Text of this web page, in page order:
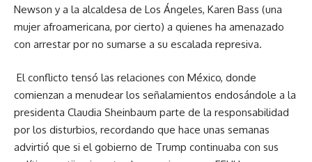
Newson y a la alcaldesa de Los Ángeles, Karen Bass (una
mujer afroamericana, por cierto) a quienes ha amenazado
con arrestar por no sumarse a su escalada represiva.
El conflicto tensó las relaciones con México, donde
comienzan a menudear los señalamientos endosándole a la
presidenta Claudia Sheinbaum parte de la responsabilidad
por los disturbios, recordando que hace unas semanas
advirtió que si el gobierno de Trump continuaba con sus